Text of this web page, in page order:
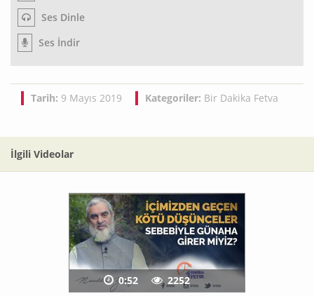
Ses Dinle
Ses İndir
Tarih: 9 Mayıs 2019 Kategoriler: Bir Dakika Fetva
İlgili Videolar
0:52 2252